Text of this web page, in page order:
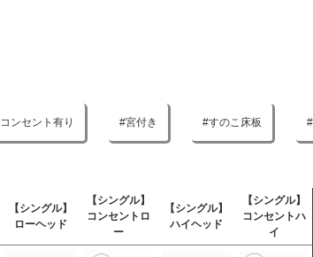
コンセント有り 宮付き すのこ床板
【シングル】
ローヘッド
【シングル】
コンセントロ
ー
【シングル】
ハイヘッド
【シングル】
コンセントハ
イ